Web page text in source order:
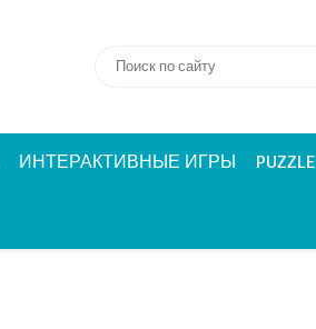
ИНТЕРАКТИВНЫЕ ИГРЫ PUZZLE